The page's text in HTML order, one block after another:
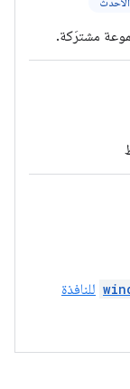
مشترَكة.
للنافذة